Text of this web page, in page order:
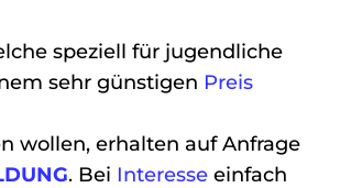
speziell für jugendliche
sehr günstigen Preis
wollen, erhalten auf Anfrage
. Bei Interesse einfach